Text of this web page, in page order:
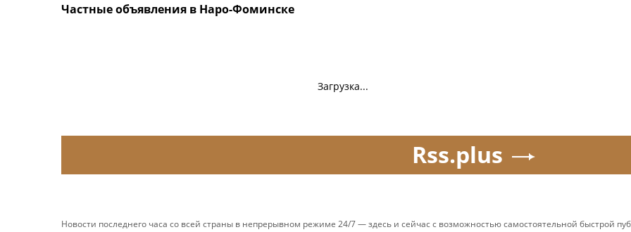
Частные объявления в Наро-Фоминске
Загрузка...
Rss.plus
Новости последнего часа со всей страны в непрерывном режиме 24/7 — здесь и сейчас с возможностью самостоятельной быстрой